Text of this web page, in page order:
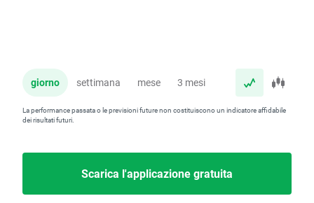
giorno settimana mese 3 mesi anno
La performance passata o le previsioni future non costituiscono un indicatore affidabile
dei risultati futuri.
Scarica l'applicazione gratuita